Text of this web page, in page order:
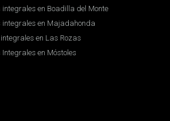
en Boadilla del Monte
integrales en Majadahonda
en Las Rozas
en Móstoles